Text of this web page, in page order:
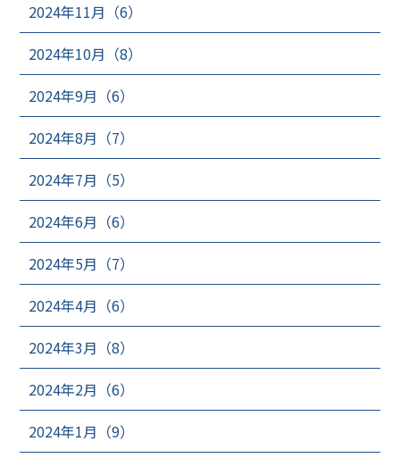
2024年11月（6）
2024年10月（8）
2024年9月（6）
2024年8月（7）
2024年7月（5）
2024年6月（6）
2024年5月（7）
2024年4月（6）
2024年3月（8）
2024年2月（6）
2024年1月（9）